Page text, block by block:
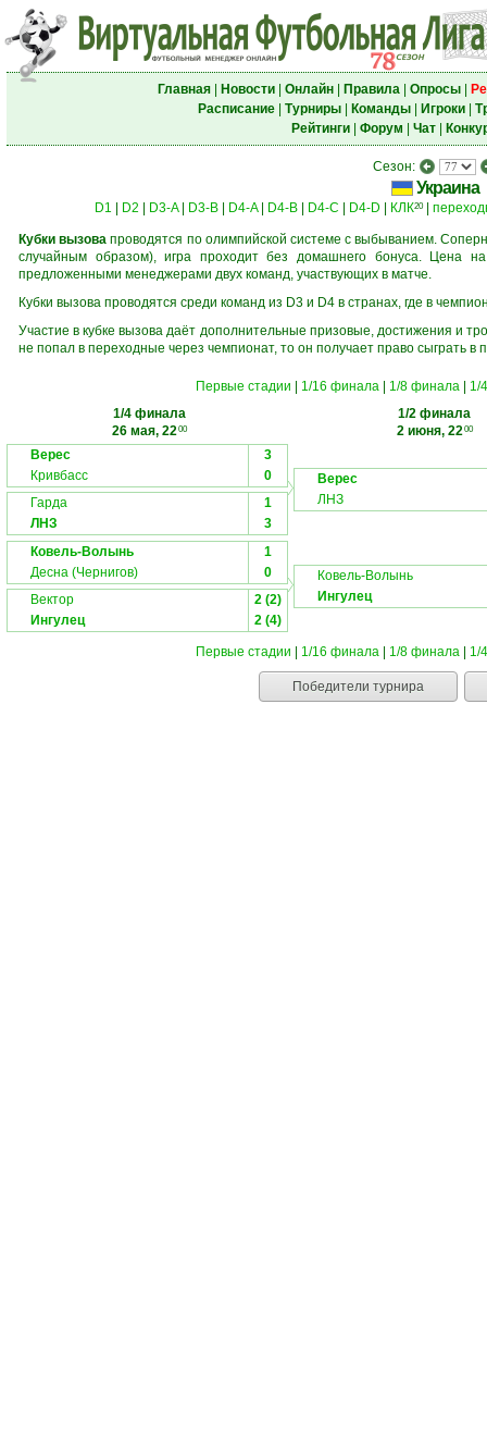
Главная| Новости| Онлайн| Правила| Опросы|
Расписание| Турниры| Команды| Игроки|
Рейтинги| Форум Чат|
Сезон:
Украина
D1 D2 D3-A| D3-B| D4-A| D4-B| D4-C D4-D КЛК20|
Кубки вызова проводятся по олимпийской системе с выбыванием.
случайным образом), игра проходит без домашнего бонуса. Цена
предложенными менеджерами двух команд, участвующих в матче.
Кубки вызова проводятся среди команд из D3 и D4 в странах, где в
Участие в кубке вызова даёт дополнительные призовые, достижения и
не попал в переходные через чемпионат, то он получает право сыграть
Первые стадии 1/16 финала| 1/8 финала|
1/
1/4 финала
26 мая, 2200
1/2 финала
2 июня, 2200
Верес
3
Кривбасс
0
Гарда
1
ЛНЗ
3
Верес
ЛНЗ
Ковель-Волынь
1
Десна (Чернигов)
0
Вектор
2 (2)
Ингулец
2 (4)
Ковель-Волынь
Ингулец
Первые стадии 1/16 финала| 1/8 финала| 1/
Победители турнира